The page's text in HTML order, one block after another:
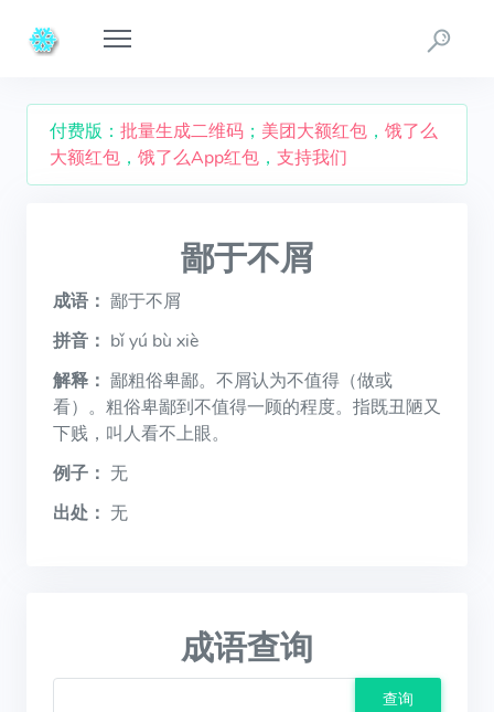
付费版： 批量生成二维码 ； 美团大额红包 ， 饿了么
大额红包 ， 饿了么App红包 ， 支持我们
鄙于不屑
成语： 鄙于不屑
拼音： bǐ yú bù xiè
解释： 鄙粗俗卑鄙。不屑认为不值得（做或
看）。粗俗卑鄙到不值得一顾的程度。指既丑陋又
下贱，叫人看不上眼。
例子： 无
出处： 无
成语查询
查询